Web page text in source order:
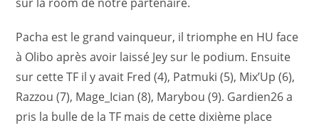
Pacha est le grand vainqueur, il triomphe en HU face
à Olibo après avoir laissé Jey sur le podium. Ensuite
sur cette TF il y avait Fred (4), Patmuki (5), Mix’Up (6),
Razzou (7), Mage_Ician (8), Marybou (9). Gardien26 a
pris la bulle de la TF mais de cette dixième place